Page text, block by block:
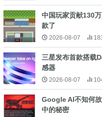
中国玩家贡献130
款了
2026-08-07
三星发布首款搭载
感器
2026-08-07
Google AI不知何
中的秘密